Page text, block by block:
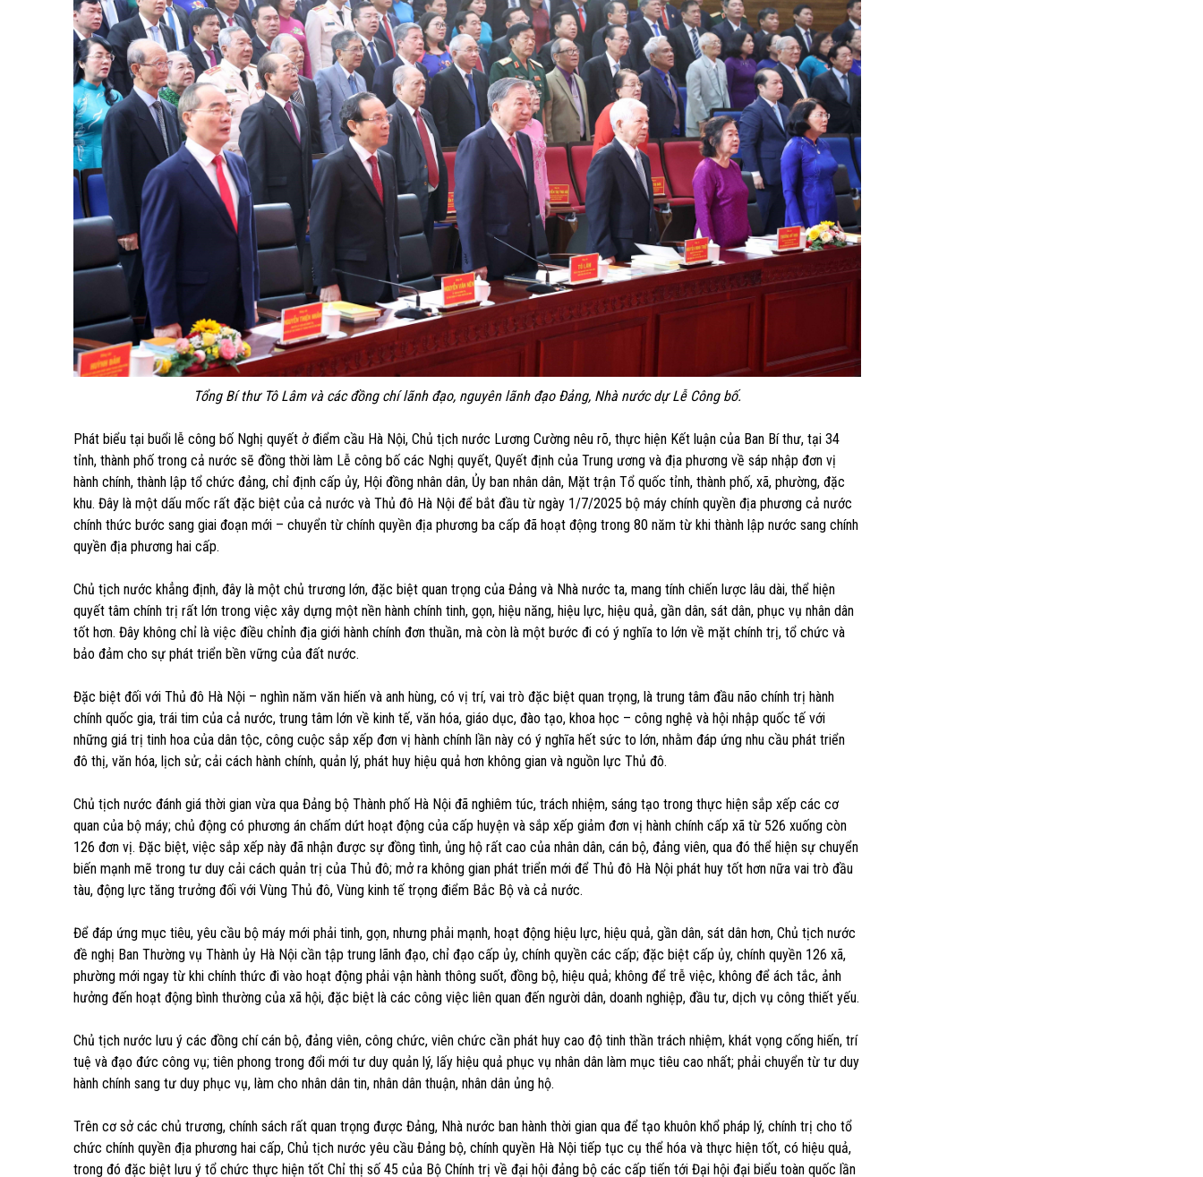
Tổng Bí thư Tô Lâm và các đồng chí lãnh đạo, nguyên lãnh đạo Đảng, Nhà nước dự Lễ Công bố.
Phát biểu tại buổi lễ công bố Nghị quyết ở điểm cầu Hà Nội, Chủ tịch nước Lương Cường nêu rõ, thực hiện Kết luận của Ban Bí thư, tại 34
tỉnh, thành phố trong cả nước sẽ đồng thời làm Lễ công bố các Nghị quyết, Quyết định của Trung ương và địa phương về sáp nhập đơn vị
hành chính, thành lập tổ chức đảng, chỉ định cấp ủy, Hội đồng nhân dân, Ủy ban nhân dân, Mặt trận Tổ quốc tỉnh, thành phố, xã, phường, đặc
khu. Đây là một dấu mốc rất đặc biệt của cả nước và Thủ đô Hà Nội để bắt đầu từ ngày 1/7/2025 bộ máy chính quyền địa phương cả nước
chính thức bước sang giai đoạn mới – chuyển từ chính quyền địa phương ba cấp đã hoạt động trong 80 năm từ khi thành lập nước sang chính
quyền địa phương hai cấp.
Chủ tịch nước khẳng định, đây là một chủ trương lớn, đặc biệt quan trọng của Đảng và Nhà nước ta, mang tính chiến lược lâu dài, thể hiện
quyết tâm chính trị rất lớn trong việc xây dựng một nền hành chính tinh, gọn, hiệu năng, hiệu lực, hiệu quả, gần dân, sát dân, phục vụ nhân dân
tốt hơn. Đây không chỉ là việc điều chỉnh địa giới hành chính đơn thuần, mà còn là một bước đi có ý nghĩa to lớn về mặt chính trị, tổ chức và
bảo đảm cho sự phát triển bền vững của đất nước.
Đặc biệt đối với Thủ đô Hà Nội – nghìn năm văn hiến và anh hùng, có vị trí, vai trò đặc biệt quan trọng, là trung tâm đầu não chính trị hành
chính quốc gia, trái tim của cả nước, trung tâm lớn về kinh tế, văn hóa, giáo dục, đào tạo, khoa học – công nghệ và hội nhập quốc tế với
những giá trị tinh hoa của dân tộc, công cuộc sắp xếp đơn vị hành chính lần này có ý nghĩa hết sức to lớn, nhằm đáp ứng nhu cầu phát triển
đô thị, văn hóa, lịch sử; cải cách hành chính, quản lý, phát huy hiệu quả hơn không gian và nguồn lực Thủ đô.
Chủ tịch nước đánh giá thời gian vừa qua Đảng bộ Thành phố Hà Nội đã nghiêm túc, trách nhiệm, sáng tạo trong thực hiện sắp xếp các cơ
quan của bộ máy; chủ động có phương án chấm dứt hoạt động của cấp huyện và sắp xếp giảm đơn vị hành chính cấp xã từ 526 xuống còn
126 đơn vị. Đặc biệt, việc sắp xếp này đã nhận được sự đồng tình, ủng hộ rất cao của nhân dân, cán bộ, đảng viên, qua đó thể hiện sự chuyển
biến mạnh mẽ trong tư duy cải cách quản trị của Thủ đô; mở ra không gian phát triển mới để Thủ đô Hà Nội phát huy tốt hơn nữa vai trò đầu
tàu, động lực tăng trưởng đối với Vùng Thủ đô, Vùng kinh tế trọng điểm Bắc Bộ và cả nước.
Để đáp ứng mục tiêu, yêu cầu bộ máy mới phải tinh, gọn, nhưng phải mạnh, hoạt động hiệu lực, hiệu quả, gần dân, sát dân hơn, Chủ tịch nước
đề nghị Ban Thường vụ Thành ủy Hà Nội cần tập trung lãnh đạo, chỉ đạo cấp ủy, chính quyền các cấp; đặc biệt cấp ủy, chính quyền 126 xã,
phường mới ngay từ khi chính thức đi vào hoạt động phải vận hành thông suốt, đồng bộ, hiệu quả; không để trễ việc, không để ách tắc, ảnh
hưởng đến hoạt động bình thường của xã hội, đặc biệt là các công việc liên quan đến người dân, doanh nghiệp, đầu tư, dịch vụ công thiết yếu.
Chủ tịch nước lưu ý các đồng chí cán bộ, đảng viên, công chức, viên chức cần phát huy cao độ tinh thần trách nhiệm, khát vọng cống hiến, trí
tuệ và đạo đức công vụ; tiên phong trong đổi mới tư duy quản lý, lấy hiệu quả phục vụ nhân dân làm mục tiêu cao nhất; phải chuyển từ tư duy
hành chính sang tư duy phục vụ, làm cho nhân dân tin, nhân dân thuận, nhân dân ủng hộ.
Trên cơ sở các chủ trương, chính sách rất quan trọng được Đảng, Nhà nước ban hành thời gian qua để tạo khuôn khổ pháp lý, chính trị cho tổ
chức chính quyền địa phương hai cấp, Chủ tịch nước yêu cầu Đảng bộ, chính quyền Hà Nội tiếp tục cụ thể hóa và thực hiện tốt, có hiệu quả,
trong đó đặc biệt lưu ý tổ chức thực hiện tốt Chỉ thị số 45 của Bộ Chính trị về đại hội đảng bộ các cấp tiến tới Đại hội đại biểu toàn quốc lần